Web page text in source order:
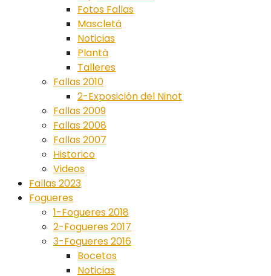
Fotos Fallas
Mascletá
Noticias
Plantà
Talleres
Fallas 2010
2-Exposición del Ninot
Fallas 2009
Fallas 2008
Fallas 2007
Historico
Videos
Fallas 2023
Fogueres
1-Fogueres 2018
2-Fogueres 2017
3-Fogueres 2016
Bocetos
Noticias